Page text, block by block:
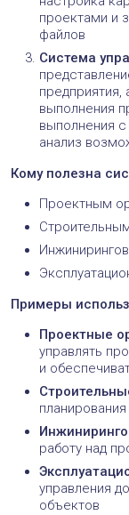
проектами и
файлов
Система
предприятия,
выполнения
выполнения
анализ
Кому полезна
Проектным
Примеры
Проектные
управлять
и
работу над
управления
объектов